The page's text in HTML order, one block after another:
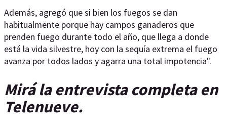
Además, agregó que si bien los fuegos se dan
habitualmente porque hay campos ganaderos que
prenden fuego durante todo el año, que llega a donde
está la vida silvestre, hoy con la sequía extrema el fuego
avanza por todos lados y agarra una total impotencia".
Mirá la entrevista completa en
Telenueve.